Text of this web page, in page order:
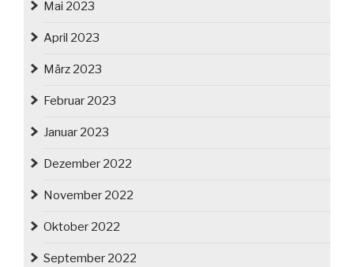
Mai 2023
April 2023
März 2023
Februar 2023
Januar 2023
Dezember 2022
November 2022
Oktober 2022
September 2022